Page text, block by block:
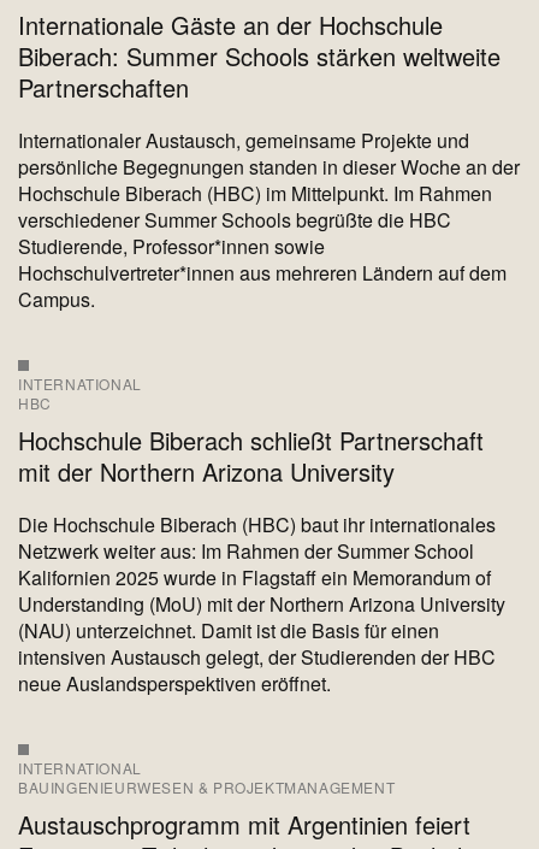
Internationale Gäste an der Hochschule
Biberach: Summer Schools stärken weltweite
Partnerschaften
Internationaler Austausch, gemeinsame Projekte und
persönliche Begegnungen standen in dieser Woche an der
Hochschule Biberach (HBC) im Mittelpunkt. Im Rahmen
verschiedener Summer Schools begrüßte die HBC
Studierende, Professor*innen sowie
Hochschulvertreter*innen aus mehreren Ländern auf dem
Campus.
INTERNATIONAL
HBC
Hochschule Biberach schließt Partnerschaft
mit der Northern Arizona University
Die Hochschule Biberach (HBC) baut ihr internationales
Netzwerk weiter aus: Im Rahmen der Summer School
Kalifornien 2025 wurde in Flagstaff ein Memorandum of
Understanding (MoU) mit der Northern Arizona University
(NAU) unterzeichnet. Damit ist die Basis für einen
intensiven Austausch gelegt, der Studierenden der HBC
neue Auslandsperspektiven eröffnet.
INTERNATIONAL
BAUINGENIEURWESEN & PROJEKTMANAGEMENT
Austauschprogramm mit Argentinien feiert